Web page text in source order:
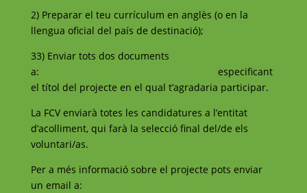
2) Preparar el teu currículum en anglès (o en la
llengua oficial del país de destinació);
33) Enviar tots dos documents
a:
especificant
el títol del projecte en el qual t’agradaria participar.
La FCV enviarà totes les candidatures a l’entitat
d’acolliment, qui farà la selecció final del/de els
voluntari/as.
Per a més informació sobre el projecte pots enviar
un email a: